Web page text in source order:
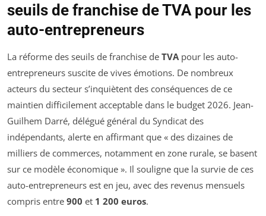
seuils de franchise de TVA pour les
auto-entrepreneurs
La réforme des seuils de franchise de TVA pour les auto-
entrepreneurs suscite de vives émotions. De nombreux
acteurs du secteur s’inquiètent des conséquences de ce
maintien difficilement acceptable dans le budget 2026. Jean-
Guilhem Darré, délégué général du Syndicat des
indépendants, alerte en affirmant que « des dizaines de
milliers de commerces, notamment en zone rurale, se basent
sur ce modèle économique ». Il souligne que la survie de ces
auto-entrepreneurs est en jeu, avec des revenus mensuels
compris entre 900 et 1 200 euros.